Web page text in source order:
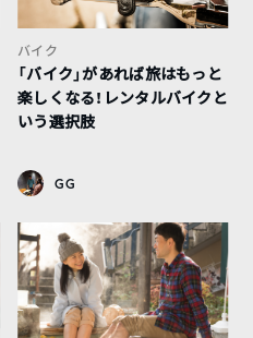
バイク
「バイク」があれば旅はもっと
楽しくなる！レンタルバイクと
いう選択肢
GG